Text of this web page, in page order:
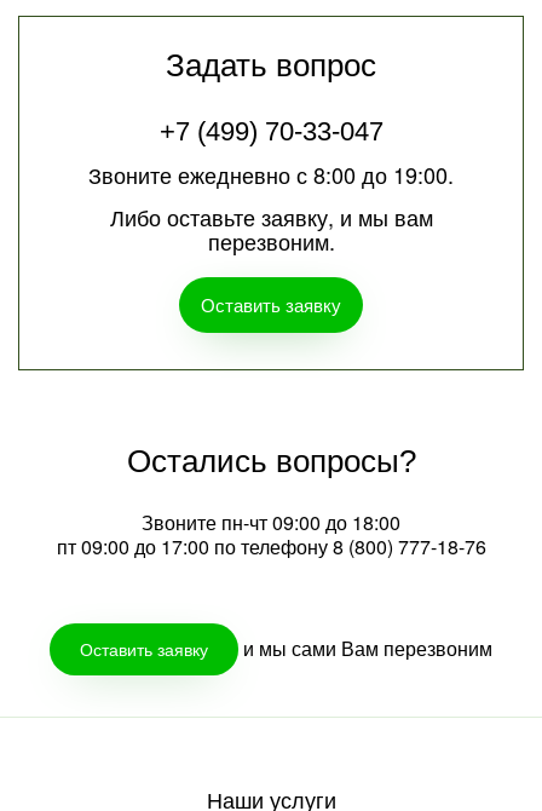
Задать вопрос
+7 (499) 70-33-047
Звоните ежедневно с 8:00 до 19:00.
Либо оставьте заявку, и мы вам
перезвоним.
Оставить заявку
Остались вопросы?
Звоните пн-чт 09:00 до 18:00
пт 09:00 до 17:00 по телефону8 (800) 777-18-76
Оставить заявку и мы сами Вам перезвоним
Наши услуги